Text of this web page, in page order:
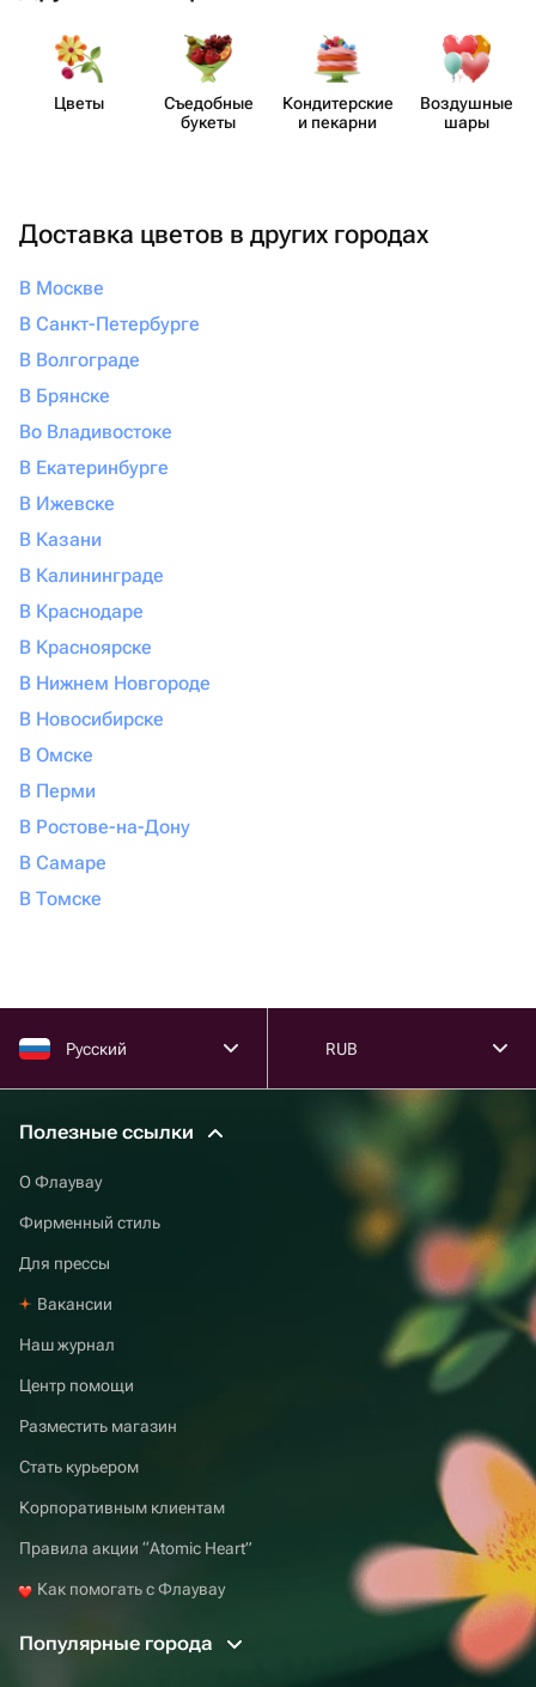
Цветы
Съедобные
букеты
Кондит​ерские
и пекарни
Воздушные
шары
Доставка цветов в других городах
В Москве
В Санкт-Петербурге
В Волгограде
В Брянске
Во Владивостоке
В Екатеринбурге
В Ижевске
В Казани
В Калининграде
В Краснодаре
В Красноярске
В Нижнем Новгороде
В Новосибирске
В Омске
В Перми
В Ростове-на-Дону
В Самаре
В Томске
Русский RUB
Полезные ссылки
О Флаувау
Фирменный стиль
Для прессы
Вакансии
Наш журнал
Центр помощи
Разместить магазин
Стать курьером
Корпоративным клиентам
Правила акции “Atomic Heart”
Как помогать с Флаувау
Популярные города